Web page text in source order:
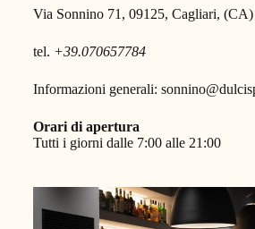
Via Sonnino 71, 09125, Cagliari, (CA)
tel. +39.070657784
Informazioni generali:
Orari di apertura
Tutti i giorni dalle 7:00 alle 21:00